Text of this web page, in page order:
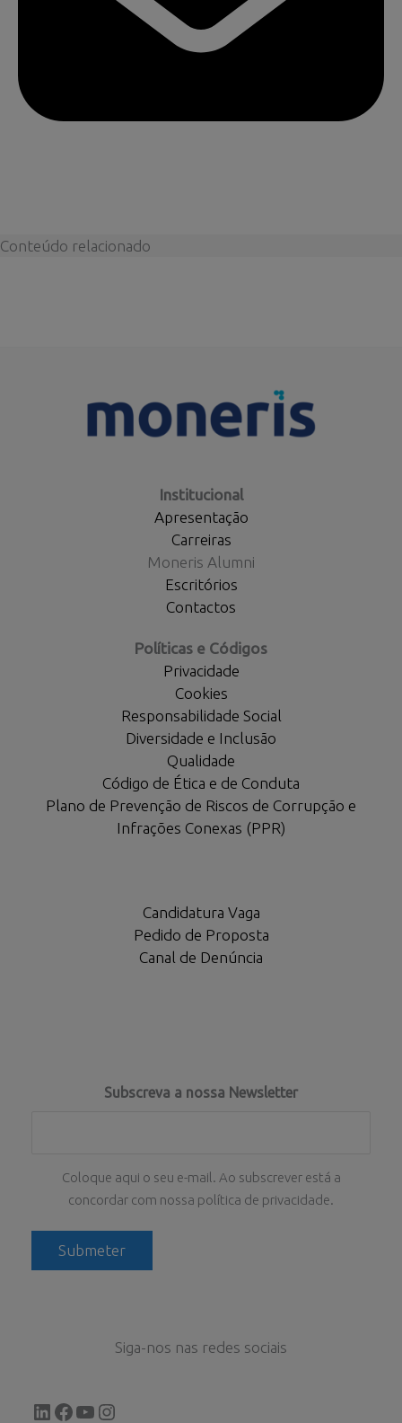
Conteúdo relacionado
Institucional
Apresentação
Carreiras
Moneris Alumni
Escritórios
Contactos
Políticas e Códigos
Privacidade
Cookies
Responsabilidade Social
Diversidade e Inclusão
Qualidade
Código de Ética e de Conduta
Plano de Prevenção de Riscos de Corrupção e
Infrações Conexas (PPR)
Candidatura Vaga
Pedido de Proposta
Canal de Denúncia
Subscreva a nossa Newsletter
Coloque aqui o seu e-mail. Ao subscrever está a
concordar com nossa política de privacidade.
Siga-nos nas redes sociais
LinkedIn
Facebook
YouTube
Instagram